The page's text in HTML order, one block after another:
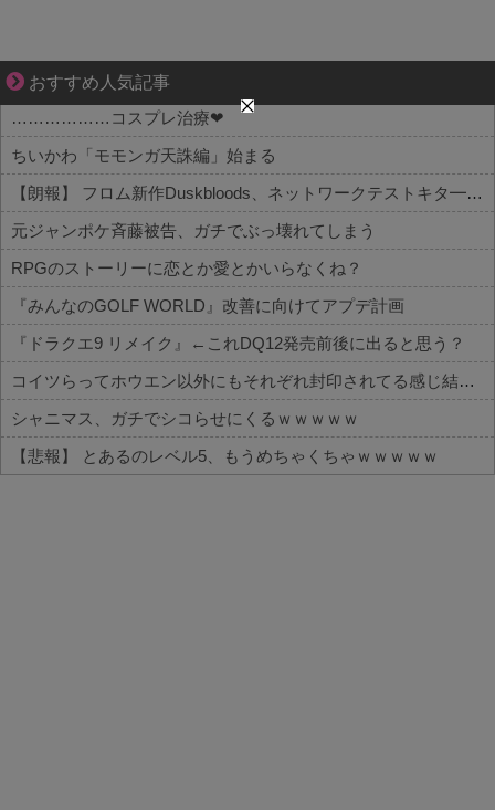
おすすめ人気記事
共感必至の“日常修羅場”短編集！
………………コスプレ治療❤
ちいかわ「モモンガ天誅編」始まる
【朗報】 フロム新作Duskbloods、ネットワークテストキタ━━━━(゜∀゜)━━━━!!
元ジャンポケ斉藤被告、ガチでぶっ壊れてしまう
RPGのストーリーに恋とか愛とかいらなくね？
『みんなのGOLF WORLD』改善に向けてアプデ計画
『ドラクエ9 リメイク』←これDQ12発売前後に出ると思う？
コイツらってホウエン以外にもそれぞれ封印されてる感じ結構量産されてたのかな
シャニマス、ガチでシコらせにくるｗｗｗｗｗ
【悲報】 とあるのレベル5、もうめちゃくちゃｗｗｗｗｗ